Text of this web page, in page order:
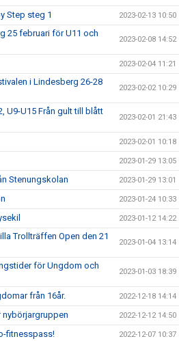
Step steg 1 2023-02-13 10:50
25 februari för U11 och
2023-02-08 14:52
2023-02-04 11:21
i Lindesberg 26-28
2023-02-02 10:29
U9-U15 Från gult till blått
2023-02-01 21:43
2023-02-01 10:18
2023-01-29 13:05
Stenungskolan 2023-01-29 13:01
2023-01-24 10:33
2023-01-12 14:22
Trollträffen Open den 21
2023-01-04 13:14
för Ungdom och
2023-01-03 18:39
från 16år. 2022-12-18 14:14
2022-12-12 14:50
fitnesspass! 2022-12-07 10:37